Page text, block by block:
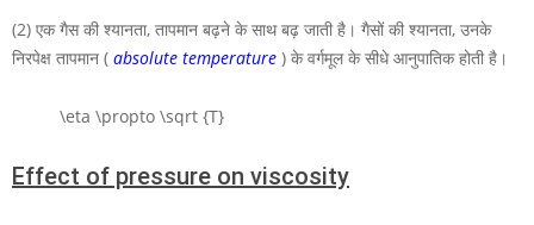
(2) एक गैस की श्यानता, तापमान बढ़ने के साथ बढ़ जाती है। गैसों की श्यानता, उनके
निरपेक्ष तापमान ( absolute temperature ) के वर्गमूल के सीधे आनुपातिक होती है।
\eta \propto \sqrt {T}
Effect of pressure on viscosity